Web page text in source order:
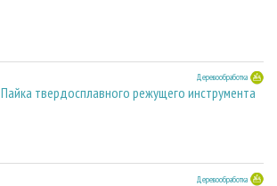
Деревообработка
Пайка твердосплавного режущего инструмента
Деревообработка